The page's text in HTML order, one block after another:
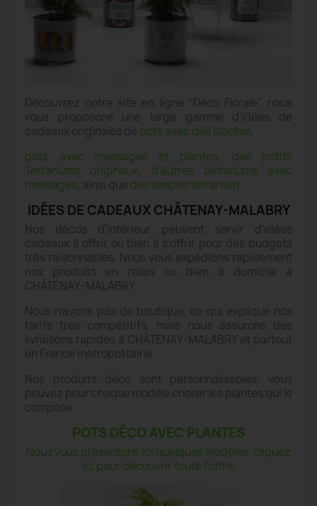
Découvrez notre site en ligne "Déco Florale", nous
vous proposons une large gamme d'idées de
cadeaux originales de pots avec des plantes,
pots avec messages et plantes, des petits
Terrariums originaux, d'autres terrariums avec
messages, ainsi que des lampes terrarium
IDÉES DE CADEAUX CHÂTENAY-MALABRY
Nos décos d'intérieur peuvent servir d'idées
cadeaux à offrir ou bien à s'offrir pour des budgets
très raisonnables. Nous vous expédions rapidement
nos produits en relais ou bien à domicile à
CHÂTENAY-MALABRY .
Nous n'avons pas de boutique, ce qui explique nos
tarifs très compétitifs, mais nous assurons des
livraisons rapides à CHÂTENAY-MALABRY et partout
en France métropolitaine.
Nos produits déco sont personnalisables, vous
pouvez pour chaque modèle choisir les plantes qui le
compose.
POTS DÉCO AVEC PLANTES
Nous vous présentons ici quelques modèles, cliquez
ici pour découvrir toute l'offre.